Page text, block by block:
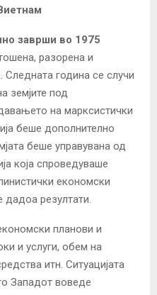
заврши во 1975
разорена и
година се случи
земјите под
на марксистички
беше дополнително
беше управувана од
која спроведуваше
економски
дадоа резултати.
планови и
и услуги, обем на
итн. Ситуацијата
Западот воведе